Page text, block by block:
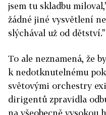
jsem tu skladbu
žádné jiné vysvětlení
slýchával už od dětství."
To ale neznamená, že
k nedotknutelnému
světovými orchestry
dirigentů zpravidla
na všeobecně vysokou